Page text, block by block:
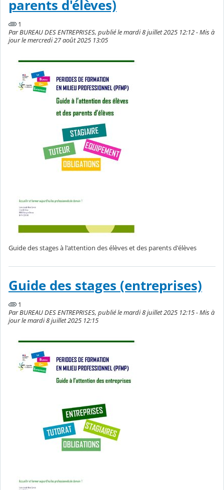
parents d'élèves)
1
Par BUREAU DES ENTREPRISES, publié le mardi 8 juillet 2025 12:12 - Mis à
jour le mercredi 27 août 2025 13:05
Guide des stages à l'attention des élèves et des parents d'élèves
Guide des stages (entreprises)
1
Par BUREAU DES ENTREPRISES, publié le mardi 8 juillet 2025 12:15 - Mis à
jour le mardi 8 juillet 2025 12:15